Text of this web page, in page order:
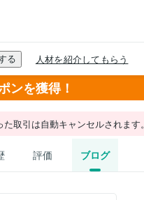
ンを獲得！
取引は自動キャンセルされます。
評価 ブログ